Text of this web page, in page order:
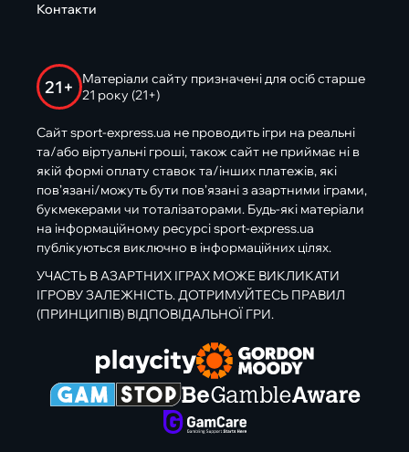
Контакти
21+
Матеріали сайту призначені для осіб старше
21 року (21+)
Сайт sport-express.ua не проводить ігри на реальні
та/або віртуальні гроші, також сайт не приймає ні в
якій формі оплату ставок та/інших платежів, які
пов’язані/можуть бути пов’язані з азартними іграми,
букмекерами чи тоталізаторами. Будь-які матеріали
на інформаційному ресурсі sport-express.ua
публікуються виключно в інформаційних цілях.
УЧАСТЬ В АЗАРТНИХ ІГРАХ МОЖЕ ВИКЛИКАТИ
ІГРОВУ ЗАЛЕЖНІСТЬ. ДОТРИМУЙТЕСЬ ПРАВИЛ
(ПРИНЦИПІВ) ВІДПОВІДАЛЬНОЇ ГРИ.